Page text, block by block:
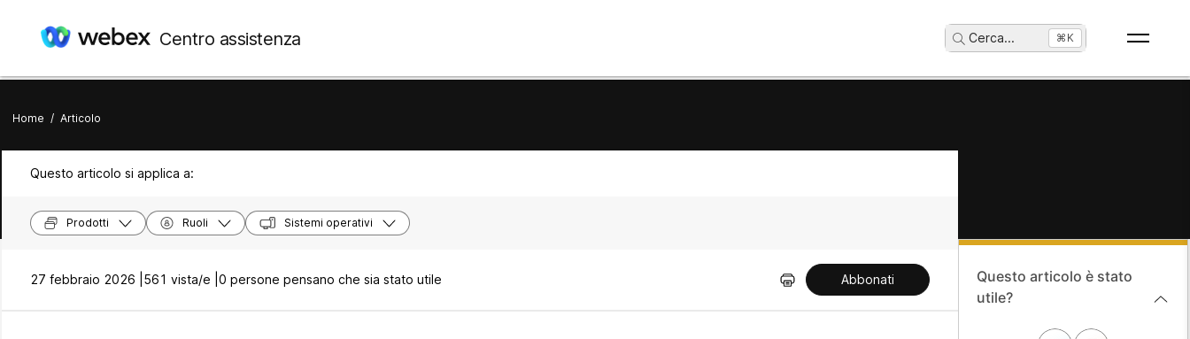
Centro assistenza Cerca... ⌘K
Home / Articolo
Questo articolo si applica a:
Prodotti Ruoli Sistemi operativi
27 febbraio 2026 | 561 vista/e | 0 persone pensano che sia stato utile Abbonati
Questo articolo è stato
utile?